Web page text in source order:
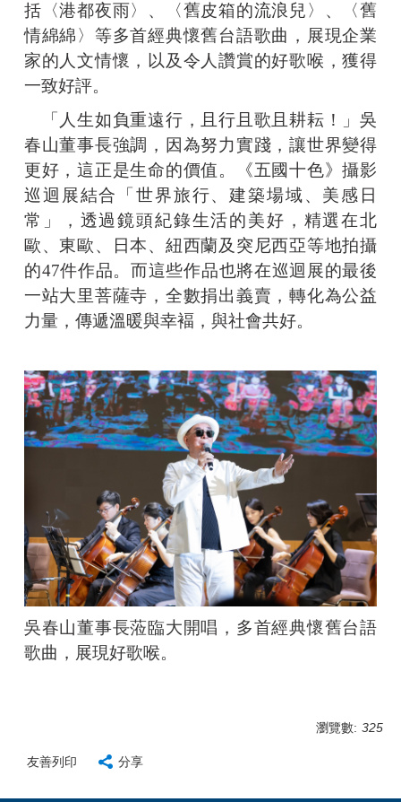
括〈港都夜雨〉、〈舊皮箱的流浪兒〉、〈舊
情綿綿〉等多首經典懷舊台語歌曲，展現企業
家的人文情懷，以及令人讚賞的好歌喉，獲得
一致好評。
「人生如負重遠行，且行且歌且耕耘！」吳
春山董事長強調，因為努力實踐，讓世界變得
更好，這正是生命的價值。《五國十色》攝影
巡迴展結合「世界旅行、建築場域、美感日
常」，透過鏡頭紀錄生活的美好，精選在北
歐、東歐、日本、紐西蘭及突尼西亞等地拍攝
的47件作品。而這些作品也將在巡迴展的最後
一站大里菩薩寺，全數捐出義賣，轉化為公益
力量，傳遞溫暖與幸褔，與社會共好。
吳春山董事長蒞臨大開唱，多首經典懷舊台語
歌曲，展現好歌喉。
瀏覽數: 325
友善列印 分享